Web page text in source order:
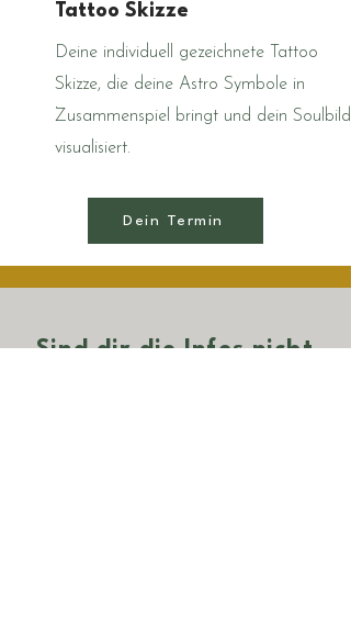
Tattoo Skizze
Deine individuell gezeichnete Tattoo
Skizze, die deine Astro Symbole in
Zusammenspiel bringt und dein Soulbild
visualisiert.
Dein Termin
Sind dir die Infos nicht